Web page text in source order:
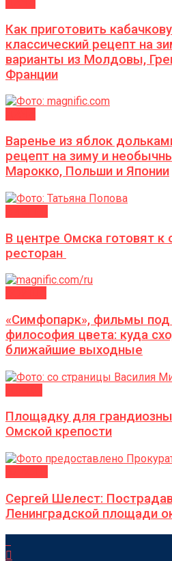
Как приготовить
классический рецепт на
варианты из Молдовы,
Франции
Варенье из яблок
рецепт на зиму и
Марокко, Польши и Японии
В центре Омска готовят к
ресторан
«Симфопарк», фильмы
философия цвета: куда
ближайшие выходные
Площадку для
Омской крепости
Сергей Шелест:
Ленинградской площади